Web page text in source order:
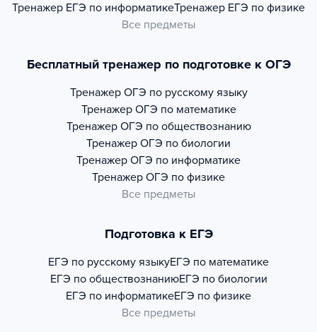
Тренажер ЕГЭ по информатикеТренажер ЕГЭ по физике
Все предметы
Бесплатный тренажер по подготовке к ОГЭ
Тренажер ОГЭ по русскому языку
Тренажер ОГЭ по математике
Тренажер ОГЭ по обществознанию
Тренажер ОГЭ по биологии
Тренажер ОГЭ по информатике
Тренажер ОГЭ по физике
Все предметы
Подготовка к ЕГЭ
ЕГЭ по русскому языкуЕГЭ по математике
ЕГЭ по обществознаниюЕГЭ по биологии
ЕГЭ по информатикеЕГЭ по физике
Все предметы